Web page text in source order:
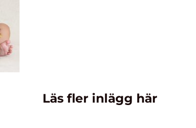
Läs fler inlägg här